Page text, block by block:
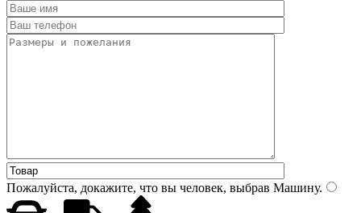
Пожалуйста, докажите, что вы человек, выбрав Машину.